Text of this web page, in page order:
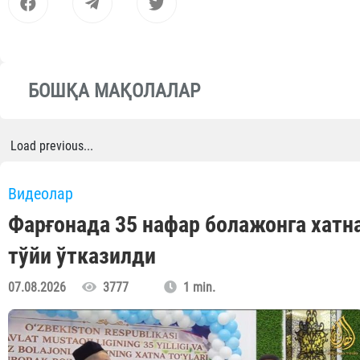
БОШҚА МАҚОЛАЛАР
Load previous...
Видеолар
Фарғонада 35 нафар болажонга
тўйи ўтказилди
07.08.2026 3777 1 min.